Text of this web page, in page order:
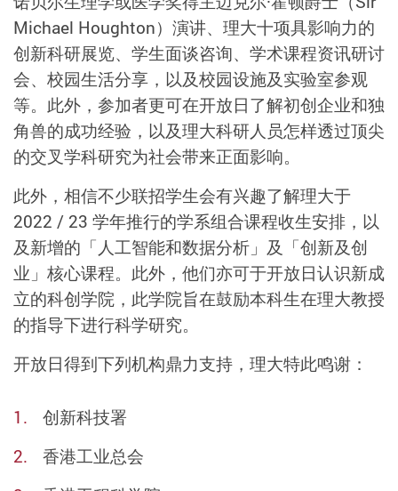
Michael Houghton）演讲、理大十项具影响力的
创新科研展览、学生面谈咨询、学术课程资讯研讨
会、校园生活分享，以及校园设施及实验室参观
等。此外，参加者更可在开放日了解初创企业和独
角兽的成功经验，以及理大科研人员怎样透过顶尖
的交叉学科研究为社会带来正面影响。
此外，相信不少联招学生会有兴趣了解理大于
2022 / 23 学年推行的学系组合课程收生安排，以
及新增的「人工智能和数据分析」及「创新及创
业」核心课程。此外，他们亦可于开放日认识新成
立的科创学院，此学院旨在鼓励本科生在理大教授
的指导下进行科学研究。
开放日得到下列机构鼎力支持，理大特此鸣谢：
创新科技署
香港工业总会